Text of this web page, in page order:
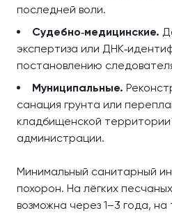
последней воли.
Судебно‑медицинские.
экспертиза или
постановлению
Муниципальные.
санация грунта или
кладбищенской
администрации.
Минимальный санитарный
похорон. На лёгких
возможна через 1–3 года,